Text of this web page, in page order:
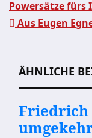
Powersätze fürs
Aus Eugen
ÄHNLICHE
Friedrich